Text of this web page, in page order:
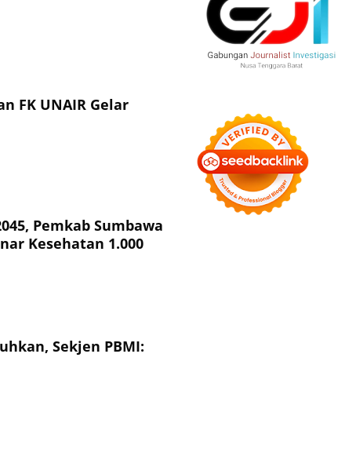
FK UNAIR Gelar
Pemkab Sumbawa
Kesehatan 1.000
Sekjen PBMI: